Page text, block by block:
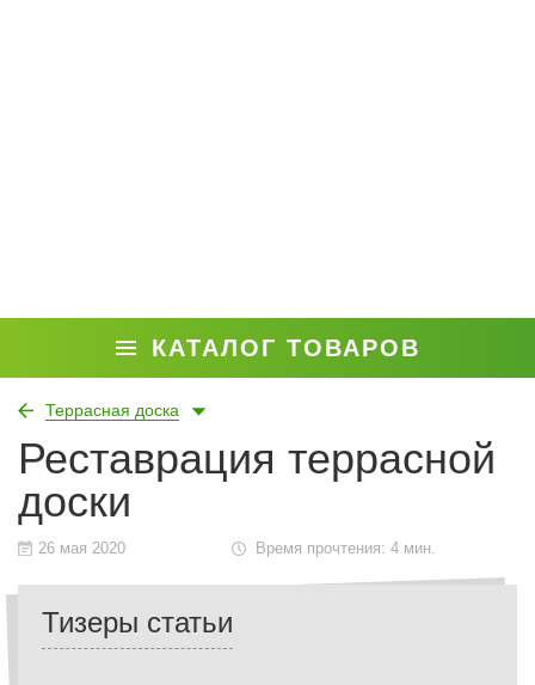
КАТАЛОГ ТОВАРОВ
Террасная доска
Реставрация террасной
доски
26 мая 2020 Время прочтения: 4 мин.
Тизеры статьи